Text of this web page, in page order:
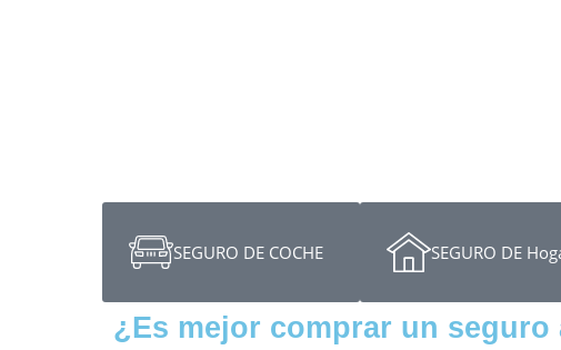
SEGURO DE COCHE SEGURO DE
¿Es mejor comprar un